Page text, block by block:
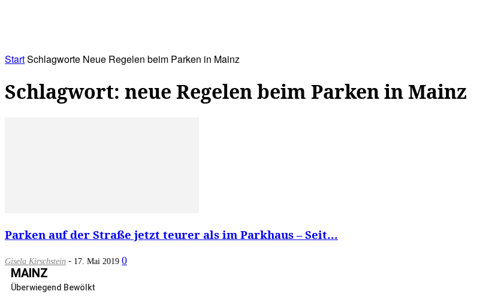
StartSchlagworte Neue Regelen beim Parken in Mainz
Schlagwort: neue Regelen beim Parken in Mainz
Parken auf der Straße jetzt teurer als im Parkhaus – Seit...
Gisela Kirschstein - 17. Mai 2019 0
MAINZ
Überwiegend Bewölkt